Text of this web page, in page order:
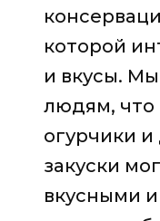
которой
и вкусы.
людям,
огурчики
закуски
вкусными